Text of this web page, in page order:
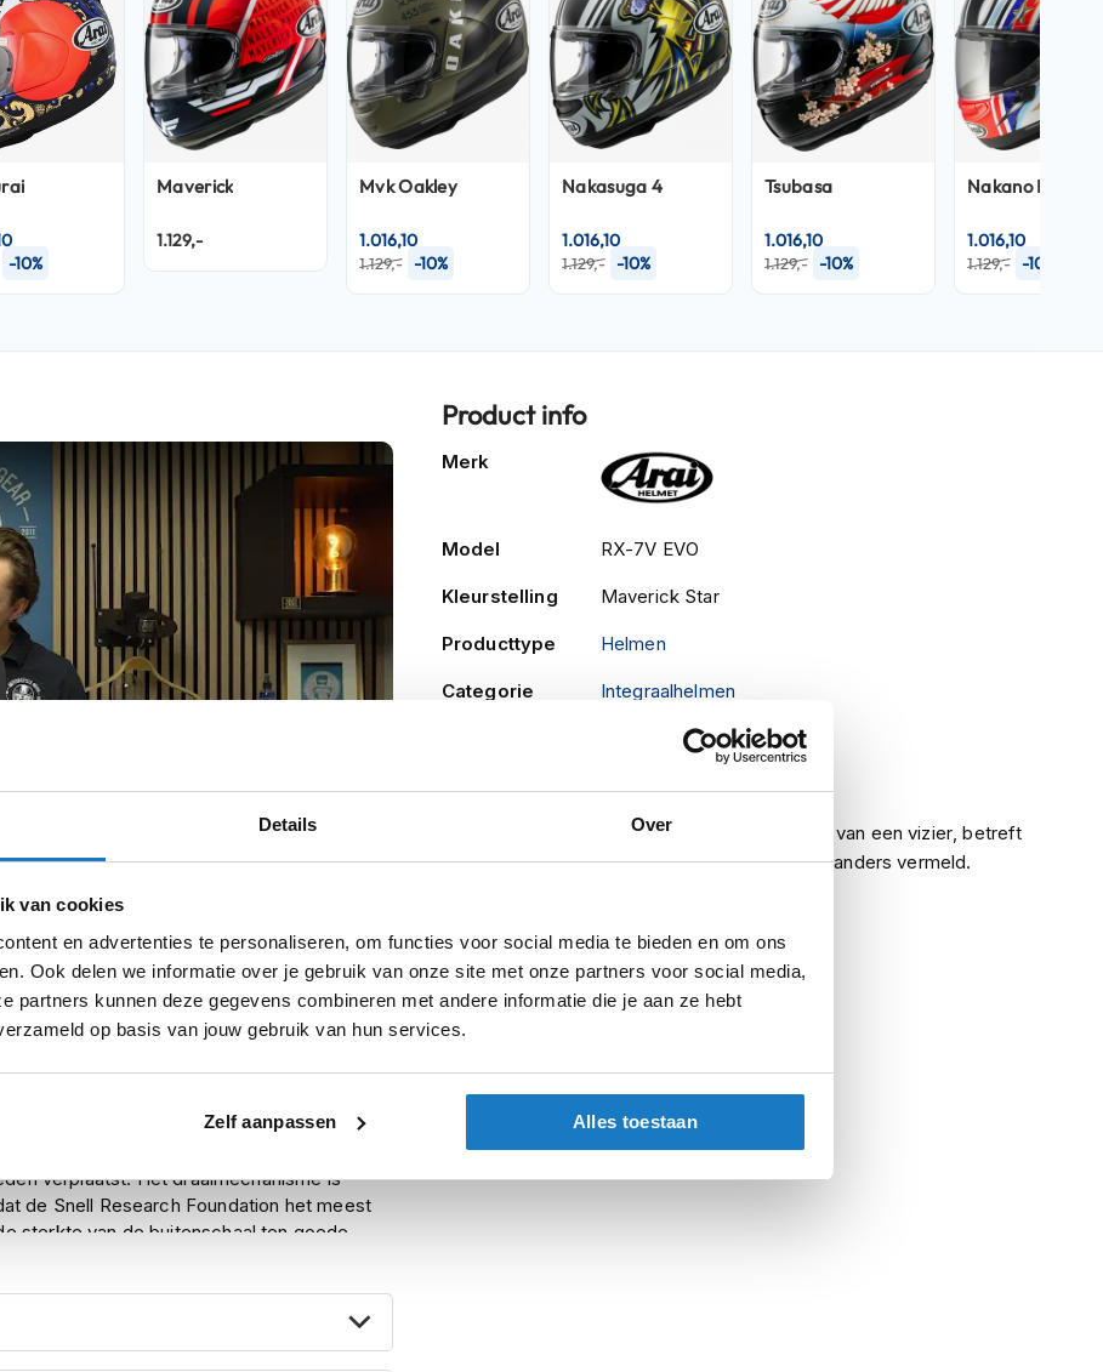
Details Over
van cookies
en advertenties te personaliseren, om functies voor social media te bieden en om ons
Ook delen we informatie over je gebruik van onze site met onze partners voor social media,
partners kunnen deze gegevens combineren met andere informatie die je aan ze hebt
op basis van jouw gebruik van hun services.
Zelf aanpassen Alles toestaan
-10%
Maverick
1.129,-
Mvk Oakley
1.129,- -10%
1.016,10
Nakasuga 4
1.129,- -10%
1.016,10
Tsubasa
1.129,- -10%
1.016,10
Nakano Red
1.129,- -10%
1.016,10
Misschien deed de Arai RX-7 GP je al
helm laat je kwijlen.
gezet welke op een aantal punten
7 GP. Hieronder benoemen we de
verplaatst. Het draaimechanisme is
de Snell Research Foundation het meest
sterkte van de buitenschaal ten goede.
hete lucht binnenin de helm. Deze is 20
Product info
Meer
Merk
Model RX-7V EVO
Kleurstelling Maverick Star
Producttype Helmen
Categorie Integraalhelmen
Meegeleverd
Zonnevizier Nee
Indien een helm is voorzien van een vizier, betreft
het een helder vizier, tenzij anders vermeld.